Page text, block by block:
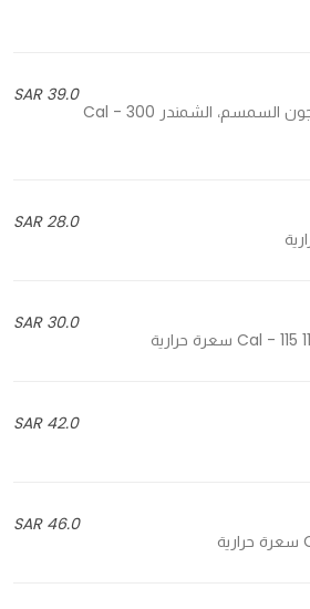
39.0 SAR
Mashed grilled eggplant, sesame paste, beetroot - الباذنجان المشوي المهروس، معجون السمسم، الشمندر 300 Cal -
28.0 SAR
30.0 SAR
42.0 SAR
46.0 SAR